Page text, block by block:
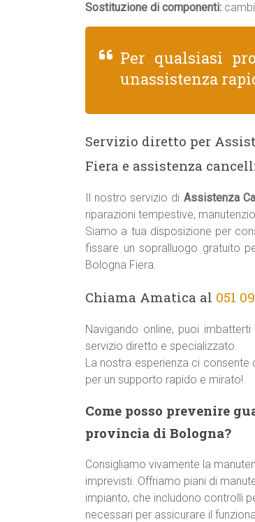
Sostituzione di componenti:
Per qualsiasi
unassistenza
Servizio diretto per
Fiera e assistenza
Il nostro servizio di Assistenza
riparazioni tempestive,
Siamo a tua disposizione per
fissare un sopralluogo gratuito
Bologna Fiera.
Chiama Amatica al 051
Navigando online, puoi
servizio diretto e specializzato.
La nostra esperienza ci
per un supporto rapido e mirato!
Come posso prevenire
provincia di Bologna?
Consigliamo vivamente la
imprevisti. Offriamo piani di
impianto, che includono controlli
necessari per assicurare il